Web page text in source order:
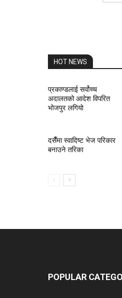
HOT NEWS
प्रकाण्डलाई सर्वोच्च
अदालतको आदेश विपरित
भोजपुर लगियो
दसैँमा स्वादिष्ट भेज परिकार
बनाउने तरिका
POPULAR